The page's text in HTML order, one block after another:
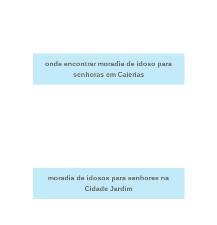
onde encontrar moradia de idoso para
senhoras em Caierias
moradia de idosos para senhores na
Cidade Jardim